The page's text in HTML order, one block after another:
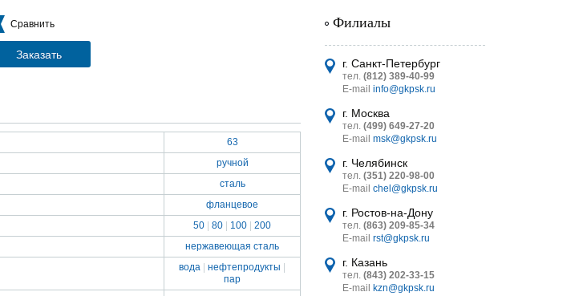
наценки!
в Спб. Купите сегодня по цене производителя!
02 предназначен для перекачивания пищевых растительных
государственным санитарно-эпидемеологическим
Цены фиксированы!
ТОПОЛЬ 300 ТРАНСМИКС и Растворосмеситель
Растворосмеситель СКАУТ MINI
складе.
Сравнить
Заказать
63
ручной
сталь
фланцевое
50 80 100
200
нержавеющая сталь
вода нефтепродукты
пар
Филиалы
г. Санкт-Петербург
тел. (812) 389-40-99
E-mail info@gkpsk.ru
г. Москва
тел. (499) 649-27-20
E-mail msk@gkpsk.ru
г. Челябинск
тел. (351) 220-98-00
E-mail chel@gkpsk.ru
г. Ростов-на-Дону
тел. (863) 209-85-34
E-mail rst@gkpsk.ru
г. Казань
тел. (843) 202-33-15
E-mail
kzn@gkpsk.ru